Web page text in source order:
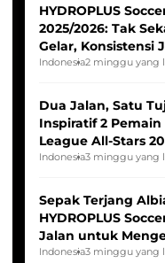
HYDROPLUS
2025/2026: Tak
Gelar, Konsistensi
Indonesia2 minggu yang
Dua Jalan, Satu
Inspiratif 2 Pemain
League All-Stars
Seleksi Timnas
Indonesia3 minggu yang
Sepak Terjang
HYDROPLUS
Jalan untuk
Indonesia Putri
Indonesia3 minggu yang